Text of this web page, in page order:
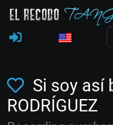
Si soy así
RODRÍGUEZ